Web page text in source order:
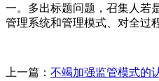
一。多出标题问题，召集人若
管理系统和管理模式、对全过
上一篇： 不竭加强监管模式的